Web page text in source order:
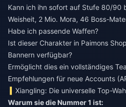
Kann ich ihn sofort auf Stufe 80/90
Weisheit, 2 Mio. Mora, 46 Boss-
Habe ich passende Waffen?
Ist dieser Charakter in Paimons
Bannern verfügbar?
Ermöglicht dies ein vollständiges
Empfehlungen für neue Accounts
Xiangling: Die universelle Top-
Warum sie die Nummer 1 ist: